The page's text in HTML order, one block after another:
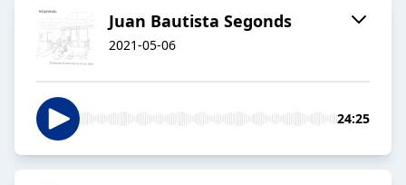
Juan Bautista Segonds
2021-05-06
24:25